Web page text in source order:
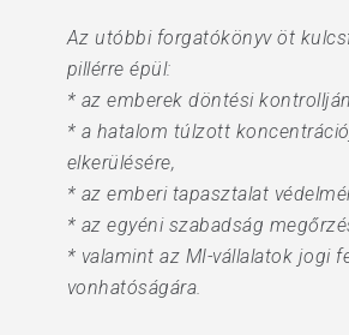
Az utóbbi forgatókönyv öt
pillérre épül:
* az emberek döntési
* a hatalom túlzott
elkerülésére,
* az emberi tapasztalat
* az egyéni szabadság
* valamint az MI-vállalatok jogi
vonhatóságára.